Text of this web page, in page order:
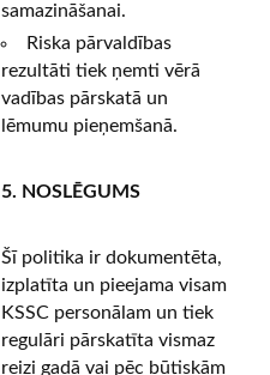
samazināšanai.
Riska pārvaldības
rezultāti tiek ņemti vērā
vadības pārskatā un
lēmumu pieņemšanā.
5. NOSLĒGUMS
Šī politika ir dokumentēta,
izplatīta un pieejama visam
KSSC personālam un tiek
regulāri pārskatīta vismaz
reizi gadā vai pēc būtiskām